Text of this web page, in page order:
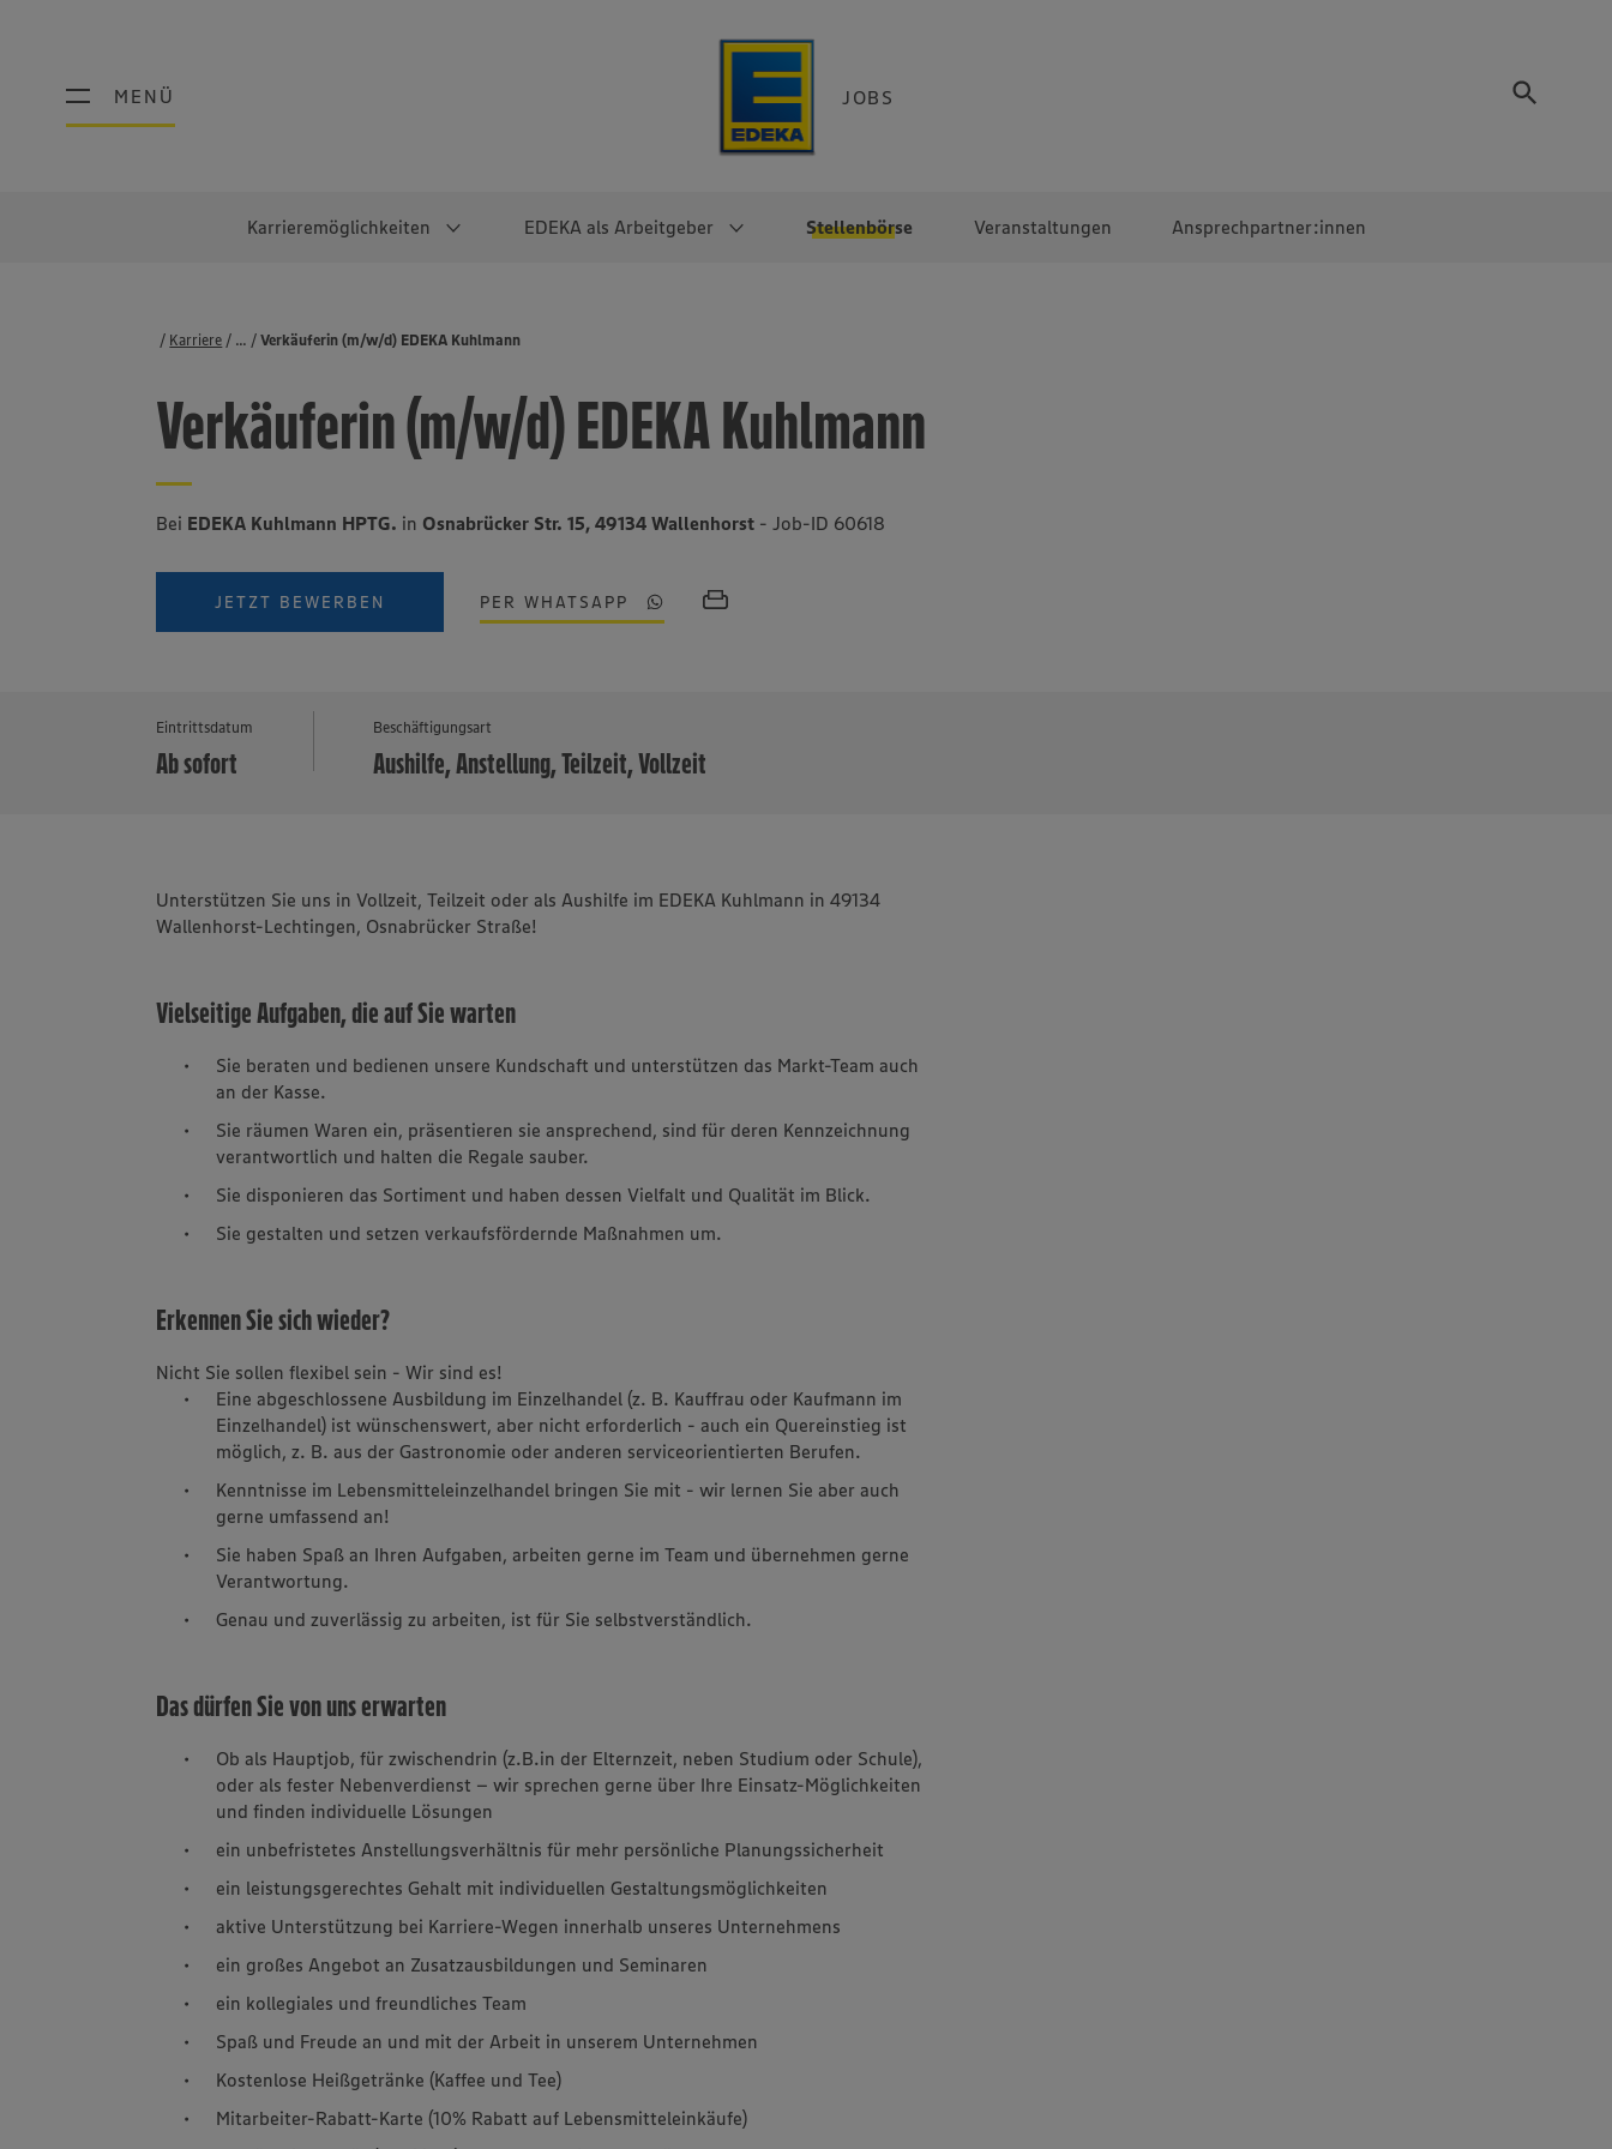
MENÜ JOBS
MENÜ
Karrieremöglichkeiten EDEKA als Arbeitgeber Stellenbörse Veranstaltungen Ansprechpartner:innen
Schülerpraktikum Abschlussarbeiten
Werkstudierendentätigkeit
Direkteinstieg
Noch Fragen?
Selbstständig mit EDEKA
Faires Gehalt
Diversität
Lebensmittelproduktion
Lager & Logistik
EDEKA Fruchtkontor
EDEKA-
Regionalgesellschaften
Karriere Stellenbörse
Verkäuferin (m/w/d) EDEKA Kuhlmann
...
Verkäuferin (m/w/d) EDEKA Kuhlmann
Bei EDEKA Kuhlmann HPTG. in Osnabrücker Str. 15, 49134 Wallenhorst - Job-ID 60618
JETZT BEWERBEN PER WHATSAPP
Eintrittsdatum
Ab sofort
Beschäftigungsart
Aushilfe, Anstellung, Teilzeit, Vollzeit
Unterstützen Sie uns in Vollzeit, Teilzeit oder als Aushilfe im EDEKA Kuhlmann in 49134
Wallenhorst-Lechtingen, Osnabrücker Straße!
Vielseitige Aufgaben, die auf Sie warten
Sie beraten und bedienen unsere Kundschaft und unterstützen das Markt-Team auch
an der Kasse.
Sie räumen Waren ein, präsentieren sie ansprechend, sind für deren Kennzeichnung
verantwortlich und halten die Regale sauber.
Sie disponieren das Sortiment und haben dessen Vielfalt und Qualität im Blick.
Sie gestalten und setzen verkaufsfördernde Maßnahmen um.
Erkennen Sie sich wieder?
Nicht Sie sollen flexibel sein - Wir sind es!
Eine abgeschlossene Ausbildung im Einzelhandel (z. B. Kauffrau oder Kaufmann im
Einzelhandel) ist wünschenswert, aber nicht erforderlich - auch ein Quereinstieg ist
möglich, z. B. aus der Gastronomie oder anderen serviceorientierten Berufen.
Kenntnisse im Lebensmitteleinzelhandel bringen Sie mit - wir lernen Sie aber auch
gerne umfassend an!
Sie haben Spaß an Ihren Aufgaben, arbeiten gerne im Team und übernehmen gerne
Verantwortung.
Genau und zuverlässig zu arbeiten, ist für Sie selbstverständlich.
Das dürfen Sie von uns erwarten
Ob als Hauptjob, für zwischendrin (z.B.in der Elternzeit, neben Studium oder Schule),
oder als fester Nebenverdienst – wir sprechen gerne über Ihre Einsatz-Möglichkeiten
und finden individuelle Lösungen
ein unbefristetes Anstellungsverhältnis für mehr persönliche Planungssicherheit
ein leistungsgerechtes Gehalt mit individuellen Gestaltungsmöglichkeiten
aktive Unterstützung bei Karriere-Wegen innerhalb unseres Unternehmens
ein großes Angebot an Zusatzausbildungen und Seminaren
ein kollegiales und freundliches Team
Spaß und Freude an und mit der Arbeit in unserem Unternehmen
Kostenlose Heißgetränke (Kaffee und Tee)
Mitarbeiter-Rabatt-Karte (10% Rabatt auf Lebensmitteleinkäufe)